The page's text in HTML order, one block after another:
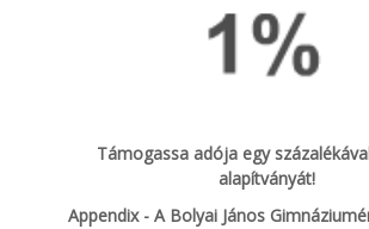
Támogassa adója egy
alapítványát!
Appendix - A Bolyai János